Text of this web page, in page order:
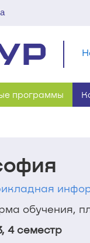
программы
обучения,
4 семестр